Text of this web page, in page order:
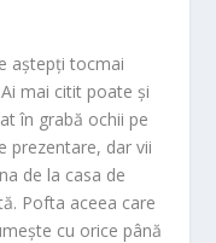
aștepți tocmai
mai citit poate și
în grabă ochii pe
prezentare, dar vii
de la casa de
Pofta aceea care
cu orice până